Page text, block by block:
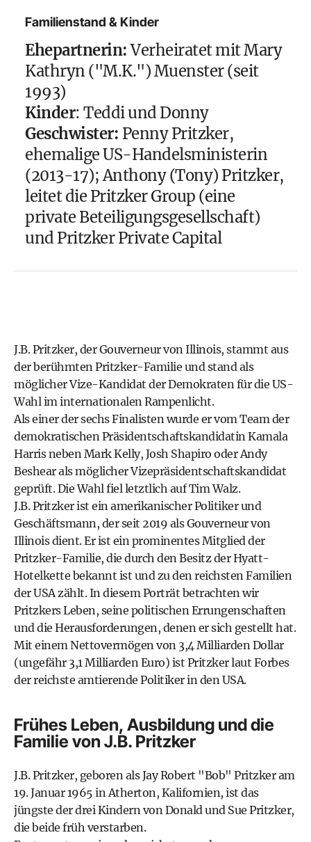
Familienstand & Kinder
Ehepartnerin:Verheiratet mit Mary
Kathryn ("M.K.") Muenster (seit
1993)
Kinder: Teddi und Donny
Geschwister: Penny Pritzker,
ehemalige US-Handelsministerin
(2013-17); Anthony (Tony) Pritzker,
leitet die Pritzker Group (eine
private Beteiligungsgesellschaft)
und Pritzker Private Capital
J.B. Pritzker, der Gouverneur von Illinois, stammt aus
der berühmten Pritzker-Familie und stand als
möglicher Vize-Kandidat der Demokraten für die US-
Wahlim internationalen Rampenlicht.
Als einer der sechs Finalisten wurde er vom Team der
demokratischen PräsidentschaftskandidatinKamala
HarrisnebenMark Kelly, Josh Shapiro oderAndy
Beshearals möglicher Vizepräsidentschaftskandidat
geprüft. Die Wahl fiel letztlich aufTim Walz.
J.B. Pritzker ist ein amerikanischer Politiker und
Geschäftsmann, der seit 2019 als Gouverneur von
Illinois dient. Er ist ein prominentes Mitglied der
Pritzker-Familie, die durch den Besitz der Hyatt-
Hotelkette bekannt ist und zu den reichsten Familien
der USA zählt. In diesem Porträt betrachten wir
Pritzkers Leben, seine politischen Errungenschaften
und die Herausforderungen, denen er sich gestellt hat.
Mit einem Nettovermögen von 3,4 Milliarden Dollar
(ungefähr 3,1 Milliarden Euro) ist Pritzker laut Forbes
der reichste amtierende Politiker in den USA.
Frühes Leben, Ausbildung und die
Familie von J.B. Pritzker
J.B. Pritzker, geboren als Jay Robert "Bob" Pritzker am
19. Januar 1965 in Atherton, Kalifornien, ist das
jüngste der drei Kindern von Donald und Sue Pritzker,
die beide früh verstarben.